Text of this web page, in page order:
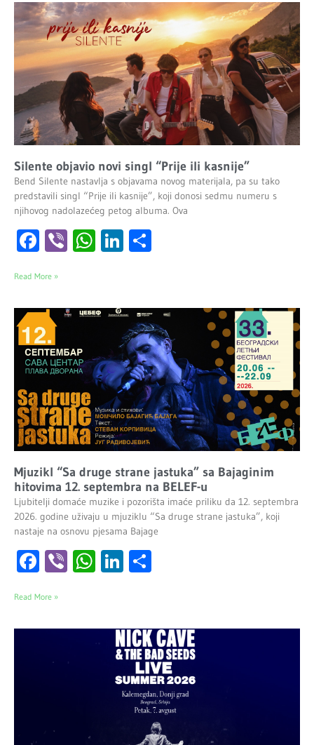
Silente objavio novi singl “Prije ili kasnije”
Bend Silente nastavlja s objavama novog materijala, pa su tako
predstavili singl “Prije ili kasnije”, koji donosi sedmu numeru s
njihovog nadolazećeg petog albuma. Ova
Facebook
ViberWhatsApp
LinkedIn
Read More »
Mjuzikl “Sa druge strane jastuka” sa Bajaginim
hitovima 12. septembra na BELEF-u
Ljubitelji domaće muzike i pozorišta imaće priliku da 12. septembra
2026. godine uživaju u mjuziklu “Sa druge strane jastuka”, koji
nastaje na osnovu pjesama Bajage
Facebook
ViberWhatsApp
LinkedIn
Read More »